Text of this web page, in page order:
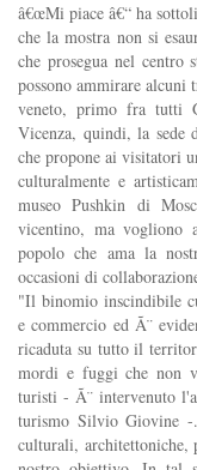
â€œMi piace â€“ ha
che la mostra non si
che prosegua nel
possono ammirare
veneto, primo fra tutti
Vicenza, quindi, la sede
che propone ai visitatori
culturalmente e
museo Pushkin di
vicentino, ma vogliono
popolo che ama la
occasioni di
"Il binomio inscindibile
e commercio ed Ã¨
ricaduta su tutto il
mordi e fuggi che non
turisti - Ã¨ intervenuto
turismo Silvio Giovine -
culturali, architettoniche,